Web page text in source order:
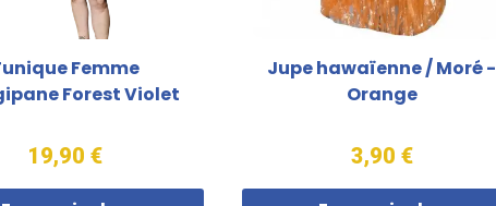
Femme
Forest Violet
19,90 €
Jupe hawaïenne / Moré -
Orange
3,90 €